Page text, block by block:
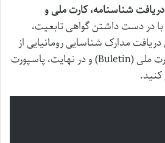
و دریافت شناسنامه، کارت ملی و
با در دست داشتن گواهی تابعیت،
دریافت مدارک شناسایی رومانیایی از
جمله شناسنامه، کارت ملی (Buletin) و در نهایت، پاسپورت
کنید.